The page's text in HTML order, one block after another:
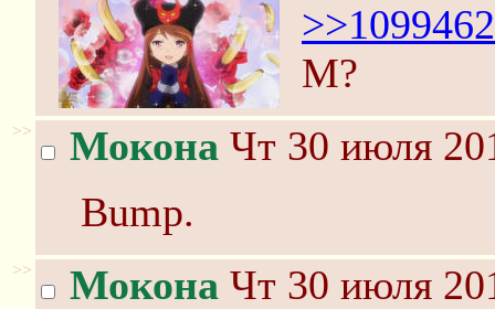
>>1099462
М?
>> Мокона Чт 30 июля
Bump.
>> Мокона Чт 30 июля